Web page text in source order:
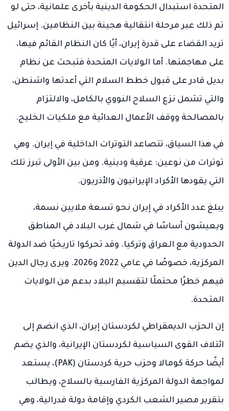
المتحدة استبدال الحكومة الدينية بأخرى علمانية، حتى لو
تم ذلك عبر مرحلة انتقالية هجينة بين النظامين. إسرائيل
تريد القضاء على قدرة إيران، أيًا كان النظام القائم فيها،
على مهاجمتها. أما الولايات المتحدة فتبحث عن نظام
بديل قادر على قبول خطط السلام التي أعدتها واشنطن،
والتي تشمل نزع السلاح النووي بالكامل، والالتزام
بالمصالحة ووقف الأعمال العدائية مع ملكيات الخليج.
في هذا السياق، تتصاعد التوترات الداخلية في إيران. وهي
توترات من نوعين: عرقية ودينية. ومن بين الأولى تبرز تلك
التي يقودها الأكراد الإيرانيون والأذريون.
يبلغ عدد الأكراد في إيران نحو تسعة ملايين نسمة،
ويعيشون أساسًا في شمال غرب البلاد في المناطق
الحدودية مع العراق وتركيا. وقد تحركوا تاريخيًا ضد الدولة
المركزية، خصوصًا في عامي 2022 و2026. ويرى رجال الدين
فيهم خطرًا محتملًا لتقسيم البلاد بدعم من الولايات
المتحدة.
إن الحزب الديمقراطي لكردستان إيران، الذي انضم إلى
ائتلاف القوى السياسية لكردستان الإيرانية، والذي يضم
أيضًا حركة كومالا وحزب حرية كردستان (PAK)، يستعد
لمواجهة الدولة المركزية الفارسية بالسلاح، ويطالب
بتقرير مصير الشعب الكردي وإقامة دولة فدرالية، وهي